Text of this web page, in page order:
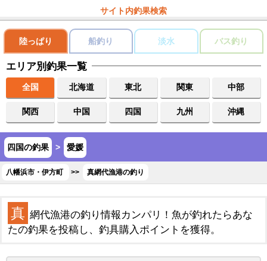
サイト内釣果検索
陸っぱり 船釣り 淡水 バス釣り
エリア別釣果一覧
全国 北海道 東北 関東 中部
関西 中国 四国 九州 沖縄
四国の釣果 > 愛媛
八幡浜市・伊方町 >> 真網代漁港の釣り
真 網代漁港の釣り情報カンパリ！魚が釣れたらあな
たの釣果を投稿し、釣具購入ポイントを獲得。